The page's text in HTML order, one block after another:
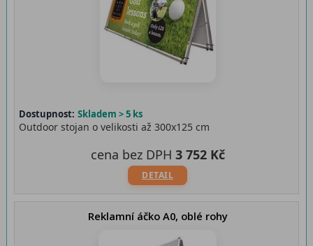
Dostupnost: Skladem > 5 ks
Outdoor stojan o velikosti až 300x125 cm
DETAIL
cena bez DPH 3 752 Kč
Reklamní áčko A0, oblé rohy